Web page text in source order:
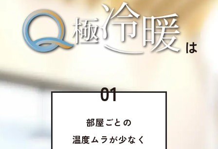
は
01
部屋ごとの
温度ムラが少なく